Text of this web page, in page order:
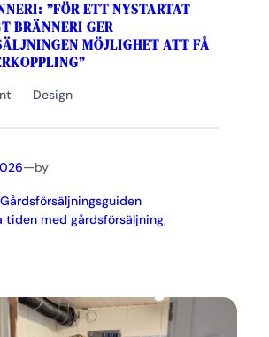
”FÖR ETT NYSTARTAT
BRÄNNERI GER
MÖJLIGHET ATT FÅ
Design
—by
tiden med gårdsförsäljning